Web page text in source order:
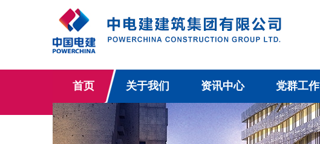
首页 关于我们 资讯中心 党群工作